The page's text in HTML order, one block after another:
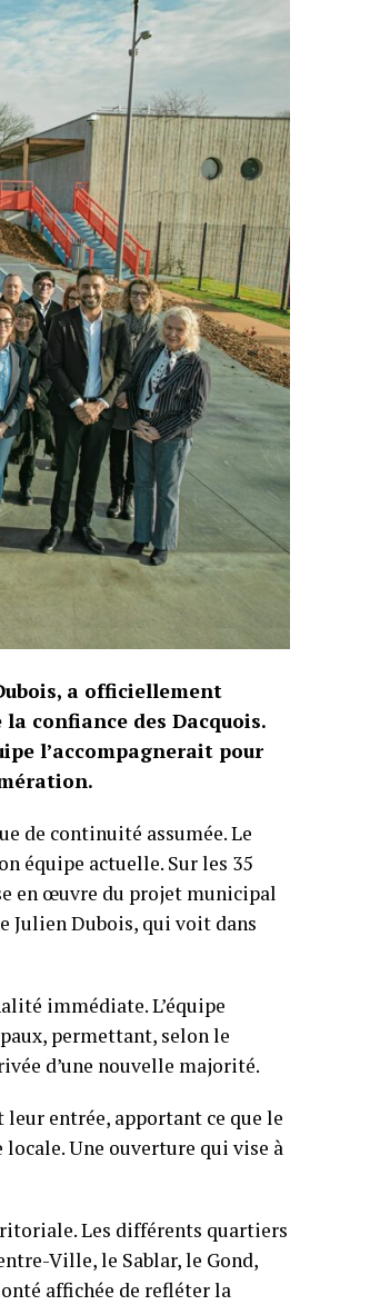
a officiellement
confiance des Dacquois.
l’accompagnerait pour
de continuité assumée. Le
équipe actuelle. Sur les 35
en œuvre du projet municipal
Julien Dubois, qui voit dans
immédiate. L’équipe
permettant, selon le
d’une nouvelle majorité.
entrée, apportant ce que le
Une ouverture qui vise à
Les différents quartiers
Ville, le Sablar, le Gond,
affichée de refléter la